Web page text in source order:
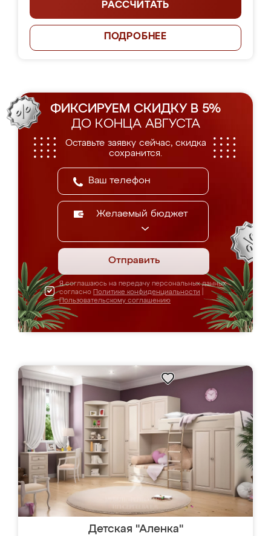
РАССЧИТАТЬ
ПОДРОБНЕЕ
ФИКСИРУЕМ СКИДКУ В 5%
ДО КОНЦА АВГУСТА
Оставьте заявку сейчас, скидка
сохранится.
Желаемый бюджет
Отправить
Я соглашаюсь на передачу персональных данных
согласно Политике конфиденциальности
Пользовательскому соглашению
Детская "Аленка"